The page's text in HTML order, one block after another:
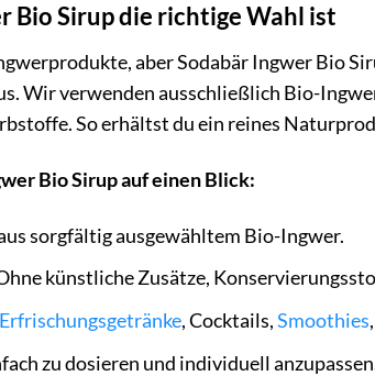
Bio Sirup die richtige Wahl ist
aber Sodabär Ingwer Bio
Wir verwenden ausschließlich Bio-
So erhältst du ein reines
Bio Sirup auf einen Blick:
sorgfältig ausgewähltem Bio-Ingwer.
künstliche Zusätze,
Erfrischungsgetränke, Cocktails,Smoothies,
zu dosieren und individuell